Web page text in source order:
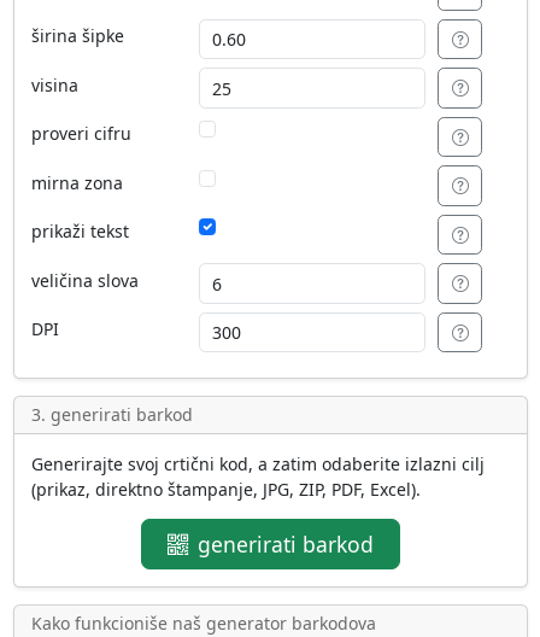
širina šipke
visina
proveri cifru
mirna zona
prikaži tekst
veličina slova
DPI
3. generirati barkod
Generirajte svoj crtični kod, a zatim odaberite izlazni cilj
(prikaz, direktno štampanje, JPG, ZIP, PDF, Excel).
generirati barkod
Kako funkcioniše naš generator barkodova